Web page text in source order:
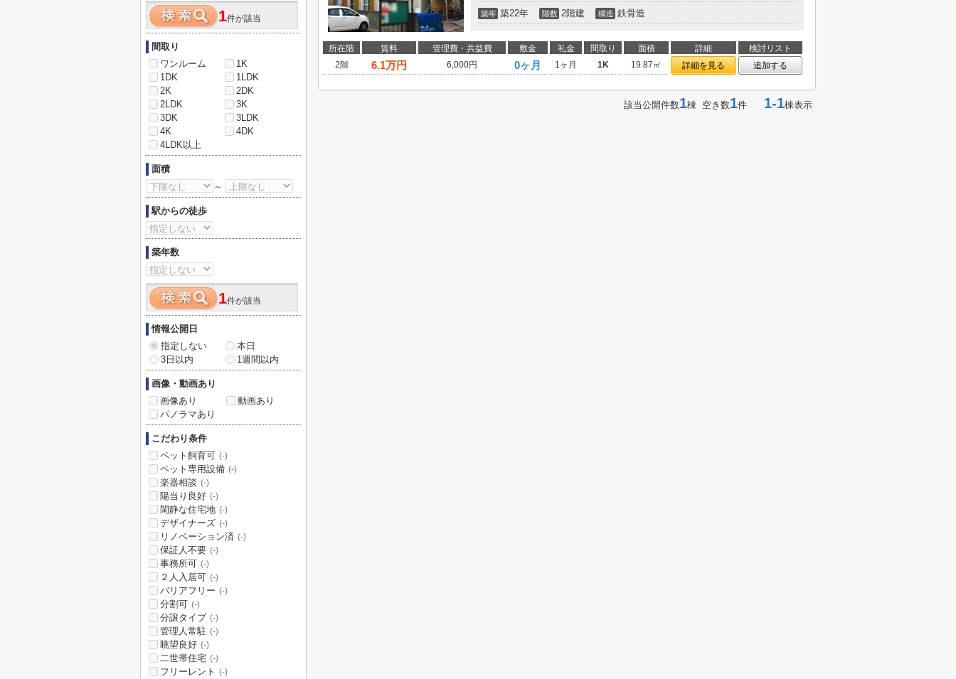
築年 築22年 階数 2階建 構造 鉄骨造
所在階 賃料 管理費・共益費 敷金 礼金 間取り 面積 詳細
検討リスト
2階
6.1万円 6,000円 0ヶ月 1ヶ月 1K 19.87㎡ 詳細を見る 追加する
該当公開件数1棟 空き数1件 1-1棟表示
1件が該当
間取り
ワンルーム
1K
1DK
1LDK
2K
2DK
2LDK
3K
3DK
3LDK
4K
4DK
4LDK以上
面積
～
駅からの徒歩
築年数
1件が該当
情報公開日
指定しない
本日
3日以内
1週間以内
画像・動画あり
画像あり
動画あり
パノラマあり
こだわり条件
ペット飼育可 (-)
ペット専用設備 (-)
楽器相談 (-)
陽当り良好 (-)
閑静な住宅地 (-)
デザイナーズ (-)
リノベーション済 (-)
保証人不要 (-)
事務所可 (-)
２人入居可 (-)
バリアフリー (-)
分割可 (-)
分譲タイプ (-)
管理人常駐 (-)
眺望良好 (-)
二世帯住宅 (-)
フリーレント (-)